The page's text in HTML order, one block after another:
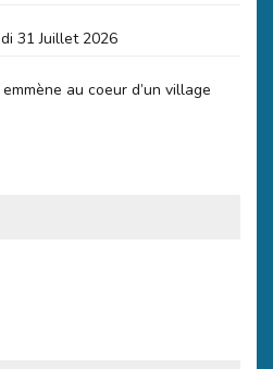
31 Juillet 2026
au coeur d’un village